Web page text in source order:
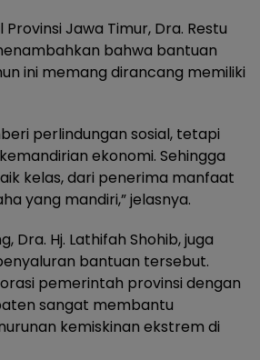
Provinsi Jawa Timur, Dra. Restu
bahwa bantuan
ini memang dirancang memiliki
perlindungan sosial, tetapi
ekonomi. Sehingga
kelas, dari penerima manfaat
yang mandiri,” jelasnya.
Dra. Hj. Lathifah Shohib, juga
bantuan tersebut.
pemerintah provinsi dengan
sangat membantu
kemiskinan ekstrem di